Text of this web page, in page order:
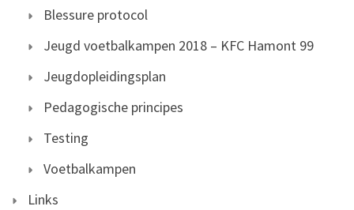
Blessure protocol
Jeugd voetbalkampen 2018 – KFC Hamont 99
Jeugdopleidingsplan
Pedagogische principes
Testing
Voetbalkampen
Links